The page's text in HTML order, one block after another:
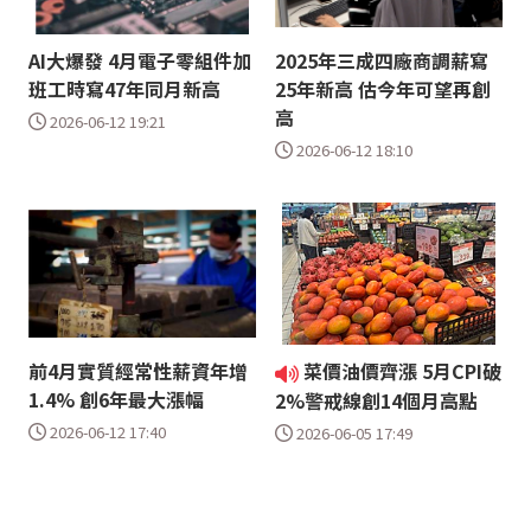
AI大爆發 4月電子零組件加
班工時寫47年同月新高
2026-06-12 19:21
2025年三成四廠商調薪寫
25年新高 估今年可望再創
高
2026-06-12 18:10
前4月實質經常性薪資年增
1.4% 創6年最大漲幅
2026-06-12 17:40
菜價油價齊漲 5月CPI破
2%警戒線創14個月高點
2026-06-05 17:49